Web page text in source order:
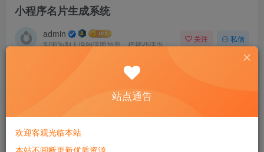
小程序名片生成系统
admin
别因为别人说的话而放弃，把那些话当做加倍努力的动力
关注 私信
站点通告
欢迎客观光临本站
本站不间断更新优质资源